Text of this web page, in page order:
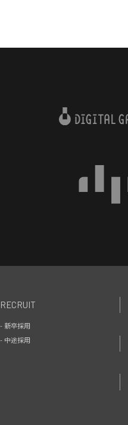
RECRUIT
- 新卒採用
- 中途採用